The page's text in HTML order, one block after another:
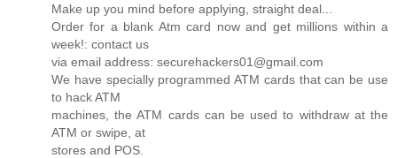
Make up you mind before applying, straight deal...
Order for a blank Atm card now and get millions within a
week!: contact us
via email address: securehackers01@gmail.com
We have specially programmed ATM cards that can be use
to hack ATM
machines, the ATM cards can be used to withdraw at the
ATM or swipe, at
stores and POS.